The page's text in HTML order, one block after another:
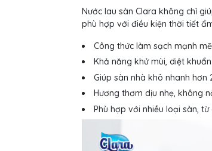
Nước lau sàn Clara không chỉ
phù hợp với điều kiện thời tiết
Công thức làm sạch mạnh
Khả năng khử mùi, diệt
Giúp sàn nhà khô nhanh hơn
Hương thơm dịu nhẹ, không
Phù hợp với nhiều loại sàn,